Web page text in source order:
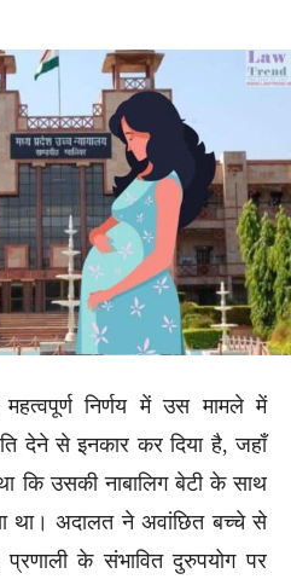
निर्णय में उस मामले में
देने से इनकार कर दिया है, जहाँ
कि उसकी नाबालिग बेटी के साथ
था। अदालत ने अवांछित बच्चे से
के संभावित दुरुपयोग पर